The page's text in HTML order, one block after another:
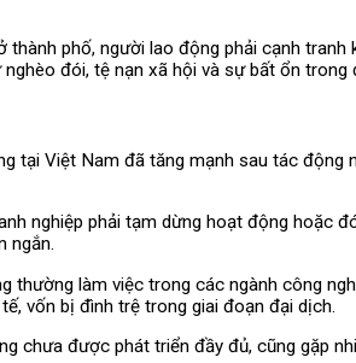
phố, người lao động phải cạnh
đói, tệ nạn xã hội và sự bất ổn
tại Việt Nam đã tăng mạnh sau tác
nghiệp phải tạm dừng hoạt động hoặc
ngắn.
làm việc trong các ngành công
vốn bị đình trệ trong giai đoạn đại dịch.
chưa được phát triển đầy đủ, cũng gặp